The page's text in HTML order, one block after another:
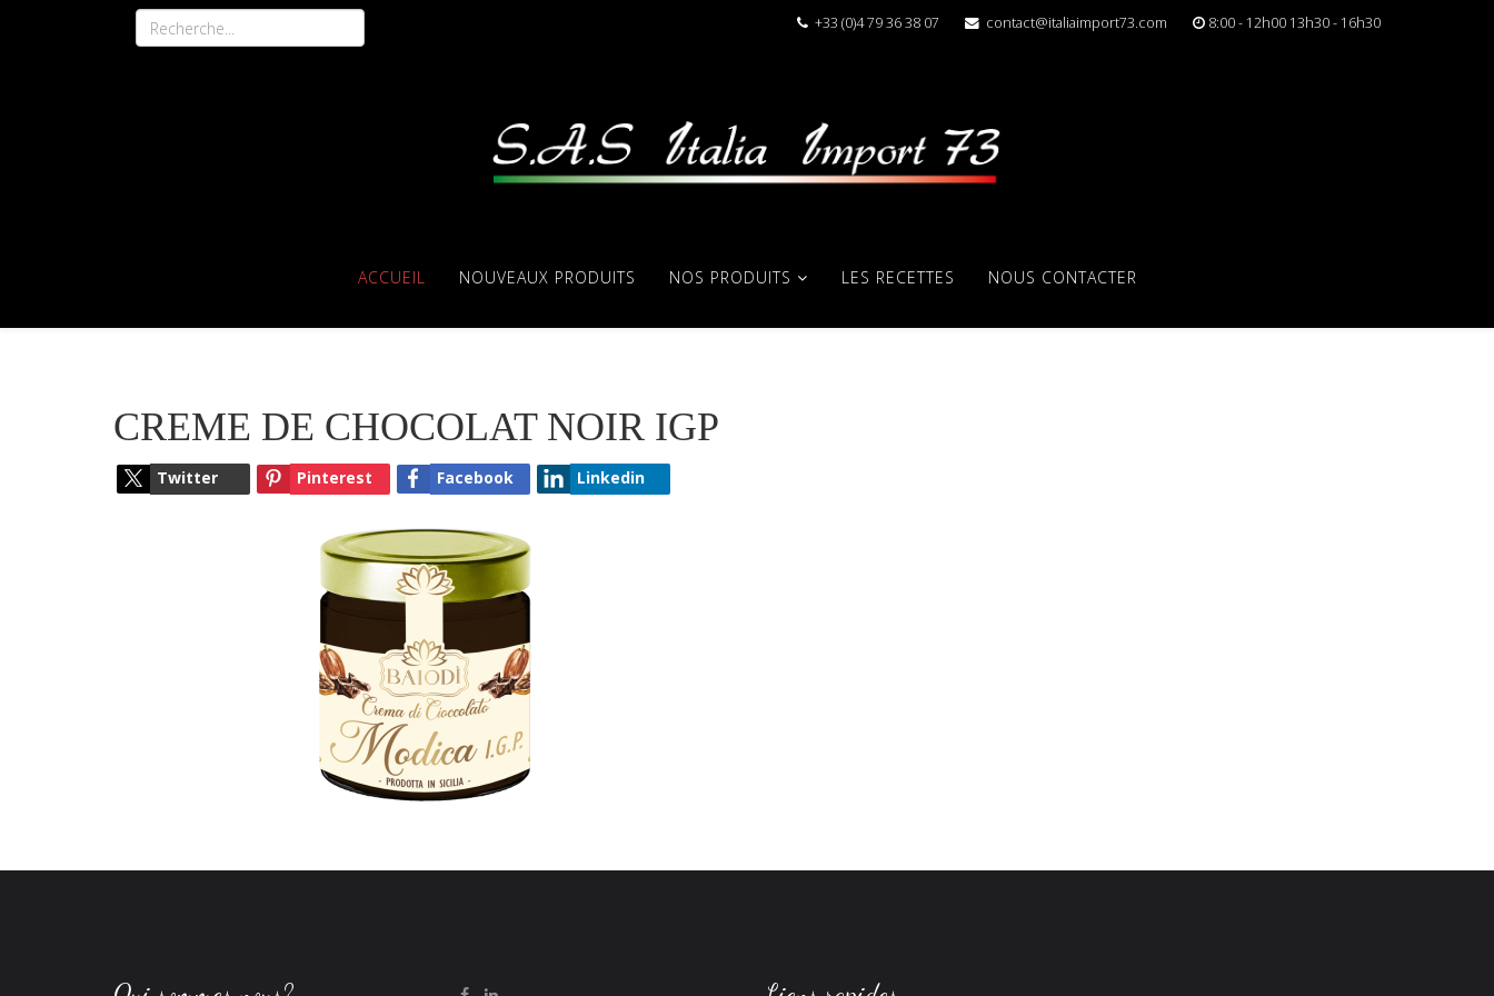
+33 (0)4 79 36 38 07 contact@italiaimport73.com 8:00 - 12h00 13h30 - 16h30
ACCUEIL NOUVEAUX PRODUITS NOS PRODUITS LES RECETTES NOUS CONTACTER
CREME DE CHOCOLAT NOIR IGP
Twitter Pinterest Facebook Linkedin